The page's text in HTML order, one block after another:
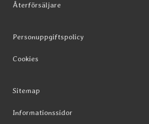
Återförsäljare
Personuppgiftspolicy
Cookies
Sitemap
Informationssidor